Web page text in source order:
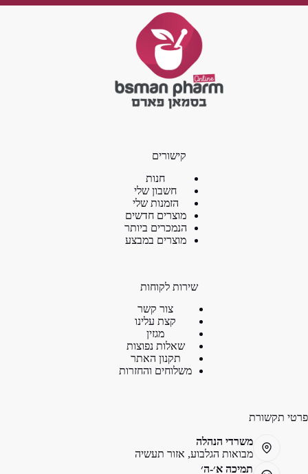
קישורים
חנות
חשבון שלי
הזמנות שלי
מוצרים חדשים
הנמכרים ביותר
מוצרים במבצע
שירות לקוחות
צור קשר
קצת עלינו
מגזין
שאלות נפוצות
תקנון האתר
משלוחים והחזרות
פרטי תקשורת
משרדי הנהלה
מבואות הגלבוע, אזור תעשיה
תמיכה א׳-ה׳